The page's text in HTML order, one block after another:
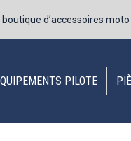
d’accessoires
PILOTE